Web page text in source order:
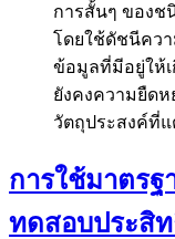
การสั้นๆ ของช
โดยใช้ดัชนีคว
ข้อมูลที่มีอยู่ให้
ยังคงความยืดห
วัตถุประสงค์ที่
การใช้มาตร
ทดสอบประสิ